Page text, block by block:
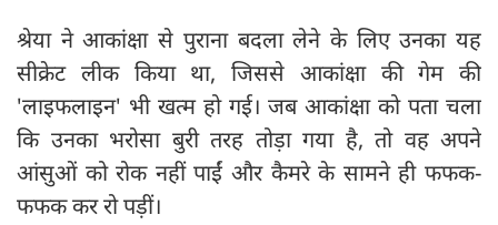
श्रेया ने आकांक्षा से पुराना बदला लेने के लिए उनका यह
सीक्रेट लीक किया था, जिससे आकांक्षा की गेम की
'लाइफलाइन' भी खत्म हो गई। जब आकांक्षा को पता चला
कि उनका भरोसा बुरी तरह तोड़ा गया है, तो वह अपने
आंसुओं को रोक नहीं पाईं और कैमरे के सामने ही फफक-
फफक कर रो पड़ीं।